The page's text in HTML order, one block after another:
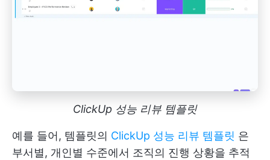
ClickUp 성능 리뷰 템플릿
예를 들어, 템플릿의 ClickUp 성능 리뷰 템플릿 은
부서별, 개인별 수준에서 조직의 진행 상황을 추적